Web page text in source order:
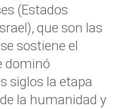
(Estados
que son las
sostiene el
dominó
siglos la etapa
la humanidad y